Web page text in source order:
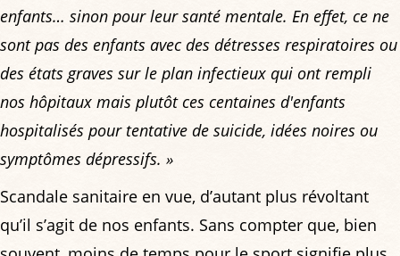
enfants… sinon pour leur santé mentale. En effet, ce ne
sont pas des enfants avec des détresses respiratoires ou
des états graves sur le plan infectieux qui ont rempli
nos hôpitaux mais plutôt ces centaines d'enfants
hospitalisés pour tentative de suicide, idées noires ou
symptômes dépressifs. »
Scandale sanitaire en vue, d’autant plus révoltant
qu’il s’agit de nos enfants. Sans compter que, bien